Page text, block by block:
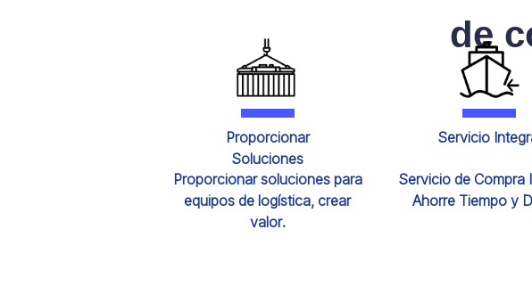
de
Proporcionar
Soluciones
Proporcionar soluciones para
equipos de logística, crear
valor.
Servicio
Servicio de Compra
Ahorre Tiempo y